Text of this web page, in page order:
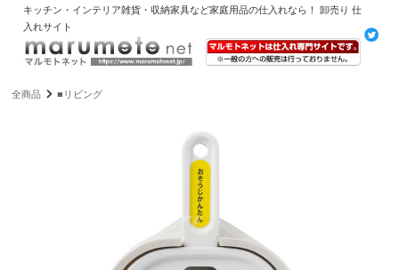
キッチン・インテリア雑貨・収納家具など家庭用品の仕入れなら！ 卸売り 仕
入れサイト
全商品 ■リビング